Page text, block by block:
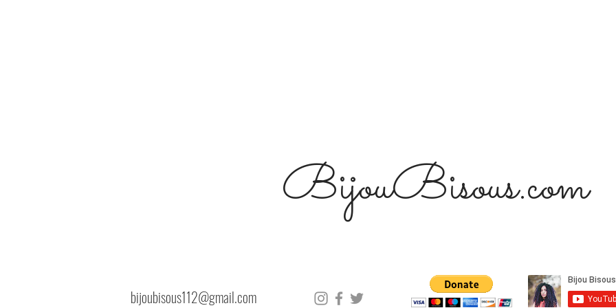
BijouBisous.com
bijoubisous112@gmail.com